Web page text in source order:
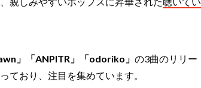
」「ANPITR」「odoriko」 の3曲のリリー
ており、注目を集めています。